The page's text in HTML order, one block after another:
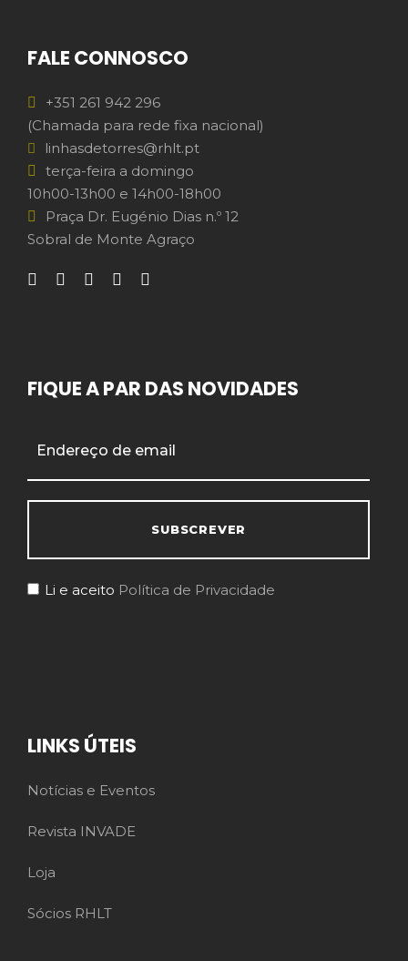
FALE CONNOSCO
+351 261 942 296
(Chamada para rede fixa nacional)
linhasdetorres@rhlt.pt
terça-feira a domingo
10h00-13h00 e 14h00-18h00
Praça Dr. Eugénio Dias n.º 12
Sobral de Monte Agraço
FIQUE A PAR DAS NOVIDADES
Li e aceito Política de Privacidade
LINKS ÚTEIS
Notícias e Eventos
Revista INVADE
Loja
Sócios RHLT